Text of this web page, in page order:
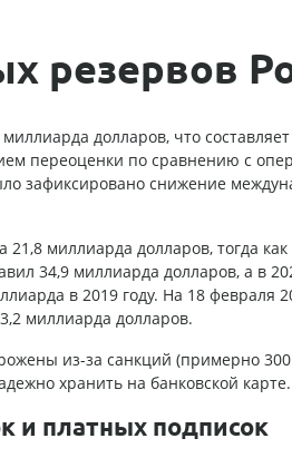
резервов
долларов, что
переоценки по сравнению с
зафиксировано снижение
миллиарда долларов, тогда как
34,9 миллиарда долларов, а в
в 2019 году. На 18 февраля
миллиарда долларов.
из-за санкций (примерно
хранить на банковской карте.
и платных подписок